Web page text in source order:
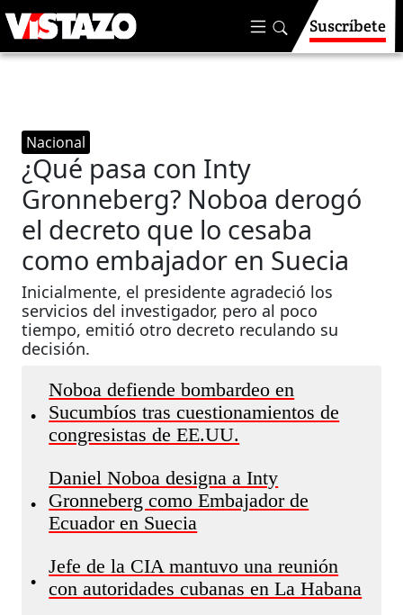
Suscríbete
Nacional
¿Qué pasa con Inty
Gronneberg? Noboa derogó
el decreto que lo cesaba
como embajador en Suecia
Inicialmente, el presidente agradeció los
servicios del investigador, pero al poco
tiempo, emitió otro decreto reculando su
decisión.
•
Noboa defiende bombardeo en
Sucumbíos tras cuestionamientos de
congresistas de EE.UU.
•
Daniel Noboa designa a Inty
Gronneberg como Embajador de
Ecuador en Suecia
•
Jefe de la CIA mantuvo una reunión
con autoridades cubanas en La Habana